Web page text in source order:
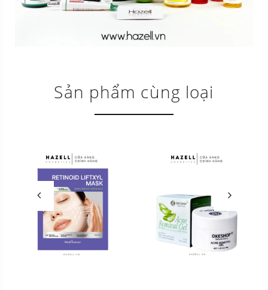
Sản phẩm cùng loại